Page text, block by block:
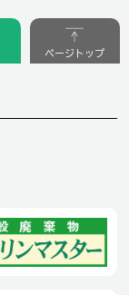
ページトップ